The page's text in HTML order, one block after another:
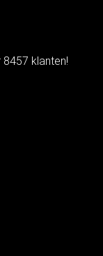
klanten!